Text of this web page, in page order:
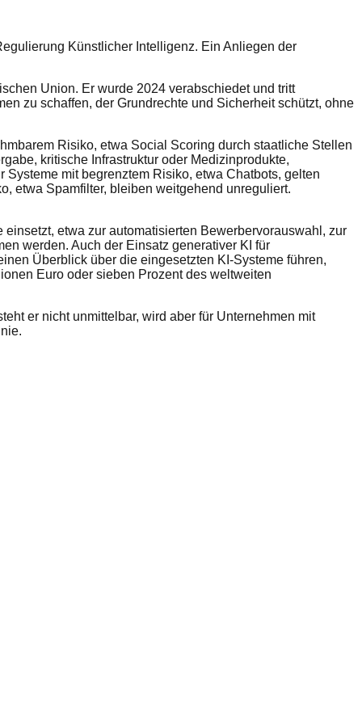
Künstlicher Intelligenz. Ein Anliegen der
Union. Er wurde 2024 verabschiedet und tritt
zu schaffen, der Grundrechte und Sicherheit schützt, ohne
Risiko, etwa Social Scoring durch staatliche Stellen
kritische Infrastruktur oder Medizinprodukte,
mit begrenztem Risiko, etwa Chatbots, gelten
etwa Spamfilter, bleiben weitgehend unreguliert.
etwa zur automatisierten Bewerbervorauswahl, zur
werden. Auch der Einsatz generativer KI für
Überblick über die eingesetzten KI-Systeme führen,
Euro oder sieben Prozent des weltweiten
er nicht unmittelbar, wird aber für Unternehmen mit